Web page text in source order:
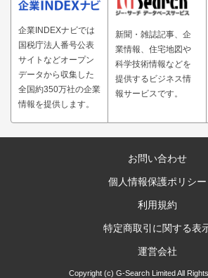
企業INDEXナビでは
国税庁法人番号公表
サイトなどオープン
データから収集した
全国約350万社の企業
情報を提供します。
新聞・雑誌記事、企
業情報、住宅地図や
科学技術情報などを
提供するビジネス情
報サービスです。
お問い合わせ
個人情報保護ポリシー
利用規約
特定商取引に関する表
運営会社
Copyright (c) G-Search Limited All